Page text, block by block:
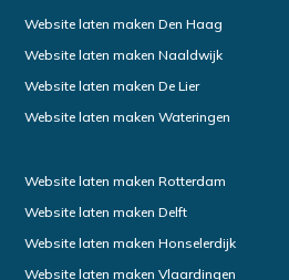
Website laten maken Den Haag
Website laten maken Naaldwijk
Website laten maken De Lier
Website laten maken Wateringen
Website laten maken Rotterdam
Website laten maken Delft
Website laten maken Honselerdijk
Website laten maken Vlaardingen